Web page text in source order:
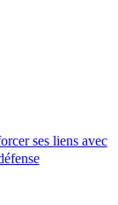
ses liens avec